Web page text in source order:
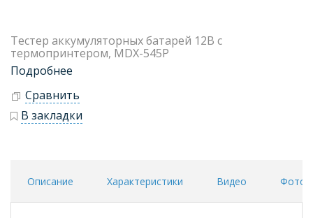
Тестер аккумуляторных батарей 12В с
термопринтером, MDX-545P
Подробнее
Сравнить
В закладки
Описание Характеристики Видео Фото